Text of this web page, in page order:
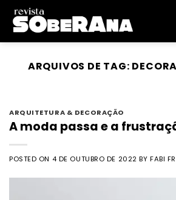
Skip
content
ARQUIVOS DE TAG:
ARQUITETURA & DECORAÇÃO
A moda passa e a
POSTED ON 4 DE OUTUBRO DE 2022 BYFABI